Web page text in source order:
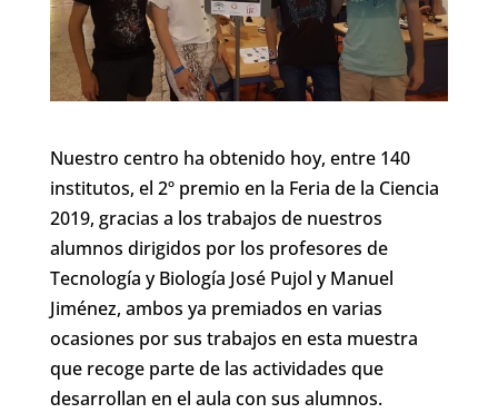
Nuestro centro ha obtenido hoy, entre 140
institutos, el 2º premio en la Feria de la Ciencia
2019, gracias a los trabajos de nuestros
alumnos dirigidos por los profesores de
Tecnología y Biología José Pujol y Manuel
Jiménez, ambos ya premiados en varias
ocasiones por sus trabajos en esta muestra
que recoge parte de las actividades que
desarrollan en el aula con sus alumnos.